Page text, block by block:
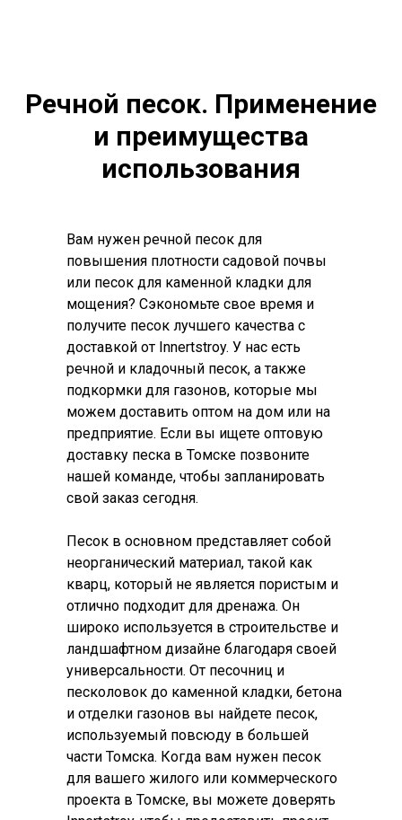
Речной песок. Применение
и преимущества
использования
Вам нужен речной песок для
повышения плотности садовой почвы
или песок для каменной кладки для
мощения? Сэкономьте свое время и
получите песок лучшего качества с
доставкой от Innertstroy. У нас есть
речной и кладочный песок, а также
подкормки для газонов, которые мы
можем доставить оптом на дом или на
предприятие. Если вы ищете оптовую
доставку песка в Томске позвоните
нашей команде, чтобы запланировать
свой заказ сегодня.
Песок в основном представляет собой
неорганический материал, такой как
кварц, который не является пористым и
отлично подходит для дренажа. Он
широко используется в строительстве и
ландшафтном дизайне благодаря своей
универсальности. От песочниц и
песколовок до каменной кладки, бетона
и отделки газонов вы найдете песок,
используемый повсюду в большей
части Томска. Когда вам нужен песок
для вашего жилого или коммерческого
проекта в Томске, вы можете доверять